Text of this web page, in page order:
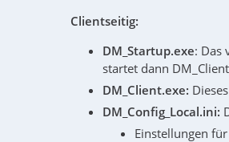
Clientseitig:
DM_Startup.exe: Das
startet dann
DM_Client.exe:
DM_Config_Local.ini:
Einstellungen